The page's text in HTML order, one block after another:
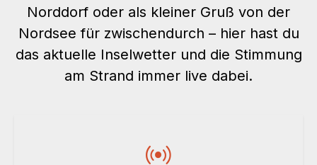
Norddorf oder als kleiner Gruß von der
Nordsee für zwischendurch – hier hast du
das aktuelle Inselwetter und die Stimmung
am Strand immer live dabei.